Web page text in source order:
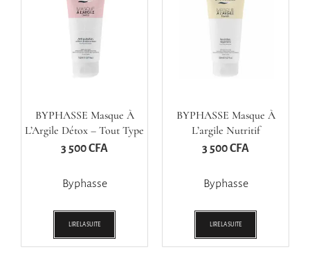
BYPHASSE Masque À
L’Argile Détox – Tout Type
De Peaux
3 500CFA
Byphasse
LIRE LA SUITE
BYPHASSE Masque À
L’argile Nutritif
3 500CFA
Byphasse
LIRE LA SUITE